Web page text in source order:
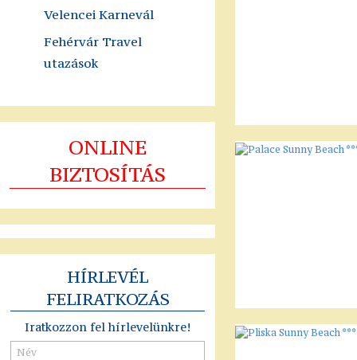
Velencei Karnevál
Fehérvár Travel
utazások
ONLINE
BIZTOSÍTÁS
HÍRLEVÉL
FELIRATKOZÁS
Iratkozzon fel hírlevelünkre!